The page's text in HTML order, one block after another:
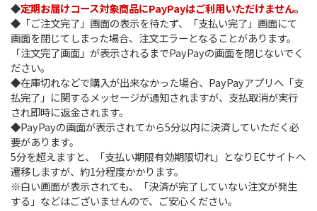
◆定期お届けコース対象商品にPayPayはご利用いただけません。
◆「ご注文完了」画面の表示を待たず、「支払い完了」画面にて
画面を閉じてしまった場合、注文エラーとなることがあります。
「注文完了画面」が表示されるまでPayPayの画面を閉じないでく
ださい。
◆在庫切れなどで購入が出来なかった場合、PayPayアプリへ「支
払完了」に関するメッセージが通知されますが、支払取消が実行
され即時に返金されます。
◆PayPayの画面が表示されてから5分以内に決済していただく必
要があります。
5分を超えますと、「支払い期限有効期限切れ」となりECサイトへ
遷移しますが、約1分程度かかります。
※白い画面が表示されても、「決済が完了していない注文が発生
する」などはございませんので、ご安心ください。